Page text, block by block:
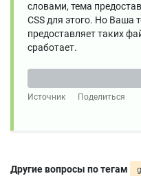
словами, тема
CSS для этого. Но Ваша
предоставляет таких
сработает.
Источник
Поделиться
Другие вопросы по тегам